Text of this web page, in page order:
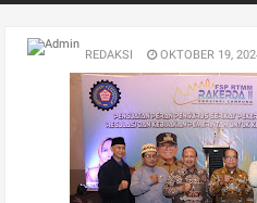
REDAKSI OKTOBER 19,